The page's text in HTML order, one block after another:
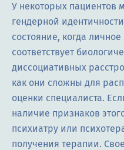
У некоторых пациентов
гендерной
состояние, когда
соответствует
диссоциативных
как они сложны для
оценки специалиста.
наличие признаков
психиатру или
получения терапии.